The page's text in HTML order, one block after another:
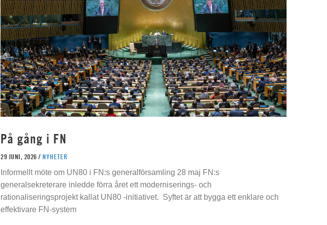
På gång i FN
29 JUNI, 2026 / NYHETER
Informellt möte om UN80 i FN:s generalförsamling 28 maj FN:s
generalsekreterare inledde förra året ett moderniserings- och
rationaliseringsprojekt kallat UN80 -initiativet. Syftet är att bygga ett enklare och
effektivare FN-system